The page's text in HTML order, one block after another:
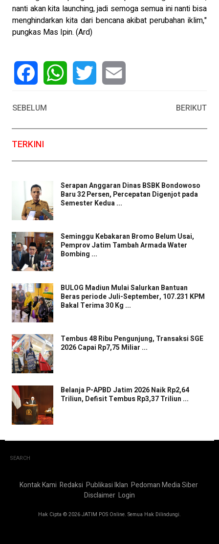
nanti akan kita launching, jadi semoga semua ini nanti bisa
menghindarkan kita dari bencana akibat perubahan iklim,"
pungkas Mas Ipin. (Ard)
SEBELUM
BERIKUT
TERKINI
Serapan Anggaran Dinas BSBK Bondowoso
Baru 32 Persen, Percepatan Digenjot pada
Semester Kedua ...
Seminggu Kebakaran Bromo Belum Usai,
Pemprov Jatim Tambah Armada Water
Bombing ...
BULOG Madiun Mulai Salurkan Bantuan
Beras periode Juli-September, 107.231 KPM
Bakal Terima 30 Kg ...
Tembus 48 Ribu Pengunjung, Transaksi SGE
2026 Capai Rp7,75 Miliar ...
Belanja P-APBD Jatim 2026 Naik Rp2,64
Triliun, Defisit Tembus Rp3,37 Triliun ...
SEARCH
Kontak Kami Redaksi Publikasi Iklan Pedoman Media Siber
Disclaimer Login
Hak Cipta © 2026 JATIM POS Online. Semua Hak Dilindungi.